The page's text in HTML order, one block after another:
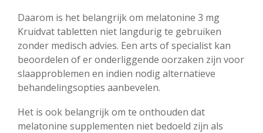
Daarom is het belangrijk om melatonine 3 mg
Kruidvat tabletten niet langdurig te gebruiken
zonder medisch advies. Een arts of specialist kan
beoordelen of er onderliggende oorzaken zijn voor
slaapproblemen en indien nodig alternatieve
behandelingsopties aanbevelen.
Het is ook belangrijk om te onthouden dat
melatonine supplementen niet bedoeld zijn als